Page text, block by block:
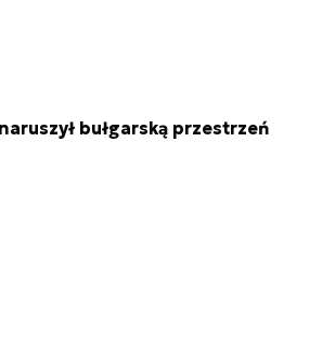
bułgarską przestrzeń